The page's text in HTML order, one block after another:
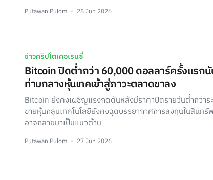
Putawan Pulom 28 Jun 2026
ข่าวคริปโตเคอเรนซี่
Bitcoin ปิดต่ำกว่า 60,000 ดอลลาร์ครั้งแรก
ท่ามกลางหุ้นเทคเข้าสู่ภาวะตลาดขาลง
Bitcoin ยังคงเผชิญแรงกดดันหลังมีราคาปิดรายวันต่ำกว่า
ขายหุ้นกลุ่มเทคโนโลยียังคงฉุดบรรยากาศการลงทุนในสิน
อาจกลายมาเป็นแนวต้าน
Putawan Pulom 27 Jun 2026